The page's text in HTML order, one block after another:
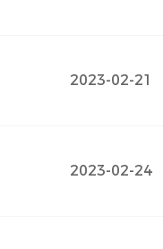
2023-02-21
2023-02-24